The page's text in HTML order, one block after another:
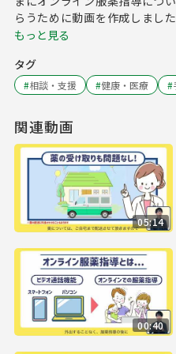
らうために動画を作成しまし
もっと見る
タグ
#相談・支援 #健康・医療 #
関連動画
05:14
00:40